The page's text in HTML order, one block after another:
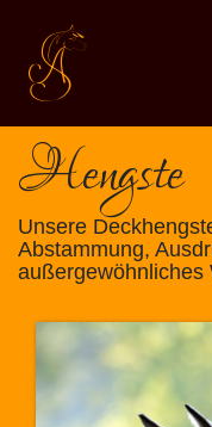
Hengste
Unsere
Abstammung,
außergewöhnliches